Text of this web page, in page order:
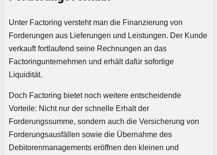
Unter Factoring versteht man die Finanzierung von
Forderungen aus Lieferungen und Leistungen. Der Kunde
verkauft fortlaufend seine Rechnungen an das
Factoringunternehmen und erhält dafür sofortige
Liquidität.
Doch Factoring bietet noch weitere entscheidende
Vorteile: Nicht nur der schnelle Erhalt der
Forderungssumme, sondern auch die Versicherung von
Forderungsausfällen sowie die Übernahme des
Debitorenmanagements eröffnen den kleinen und